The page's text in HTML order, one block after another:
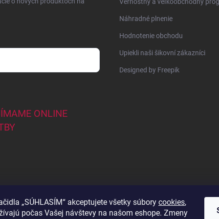
„SÚHLASÍM“ akceptujete všetky súbory cookies,
počas Vašej návštevy na našom eshope. Zmeny
Náhradné plnenie
Hodnotenie obchodu
Upiekli naši šikovní zákazníci
Designed by Freepik
ONLINE